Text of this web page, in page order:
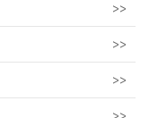
>>
>>
>>